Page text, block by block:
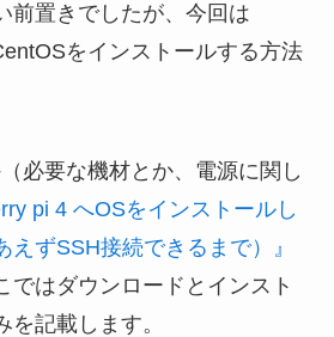
前置きでしたが、今回は
をインストールする方法
必要な機材とか、電源に関し
pi 4 へOSをインストールし
えずSSH接続できるまで）』
ではダウンロードとインスト
記載します。